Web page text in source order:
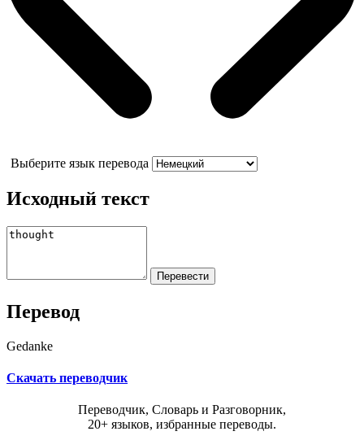
Выберите язык перевода
Исходный текст
Перевод
Gedanke
Скачать переводчик
Переводчик, Словарь и Разговорник,
20+ языков, избранные переводы.